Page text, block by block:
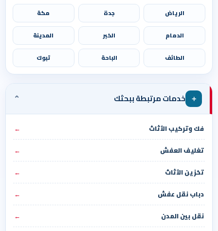
الرياض جدة مكة
الدمام الخبر المدينة
الطائف الباحة تبوك
＋ خدمات مرتبطة ببحثك ⌄
فك وتركيب الأثاث
←
تغليف العفش
←
تخزين الأثاث
←
دباب نقل عفش
←
نقل بين المدن
←